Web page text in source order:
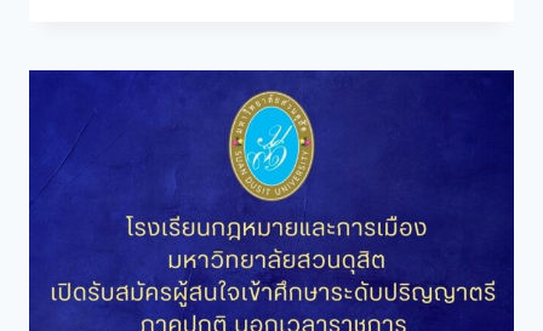
มี
สัมภาษณ์
ศึกษา
ระดับ
บัณฑิต
ศึกษา
หลักสูตร
ศึกษา